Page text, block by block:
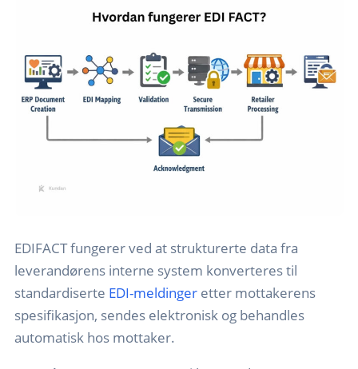
EDIFACT fungerer ved at strukturerte data fra
leverandørens interne system konverteres til
standardiserte EDI-meldinger etter mottakerens
spesifikasjon, sendes elektronisk og behandles
automatisk hos mottaker.